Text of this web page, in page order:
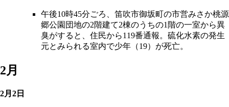
午後10時45分ごろ、笛吹市御坂町の市営みさか桃源
郷公園団地の2階建て2棟のうちの1階の一室から異
臭がすると、住民から119番通報。硫化水素の発生
元とみられる室内で少年（19）が死亡。
2月
2月2日